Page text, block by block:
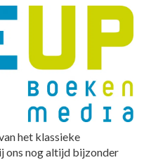
het klassieke
ons nog altijd bijzonder